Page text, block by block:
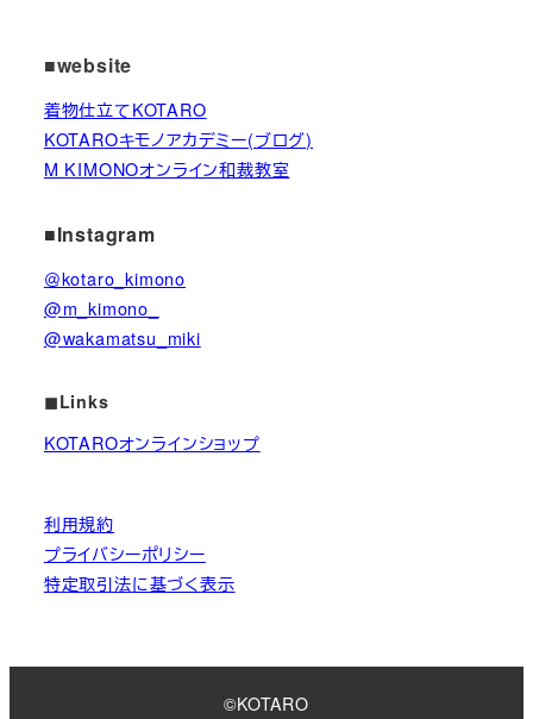
■website
着物仕立てKOTARO
KOTAROキモノアカデミー(ブログ)
M KIMONOオンライン和裁教室
■Instagram
＠kotaro_kimono
@m_kimono_
@wakamatsu_miki
◼︎Links
KOTAROオンラインショップ
利用規約
プライバシーポリシー
特定取引法に基づく表示
©KOTARO